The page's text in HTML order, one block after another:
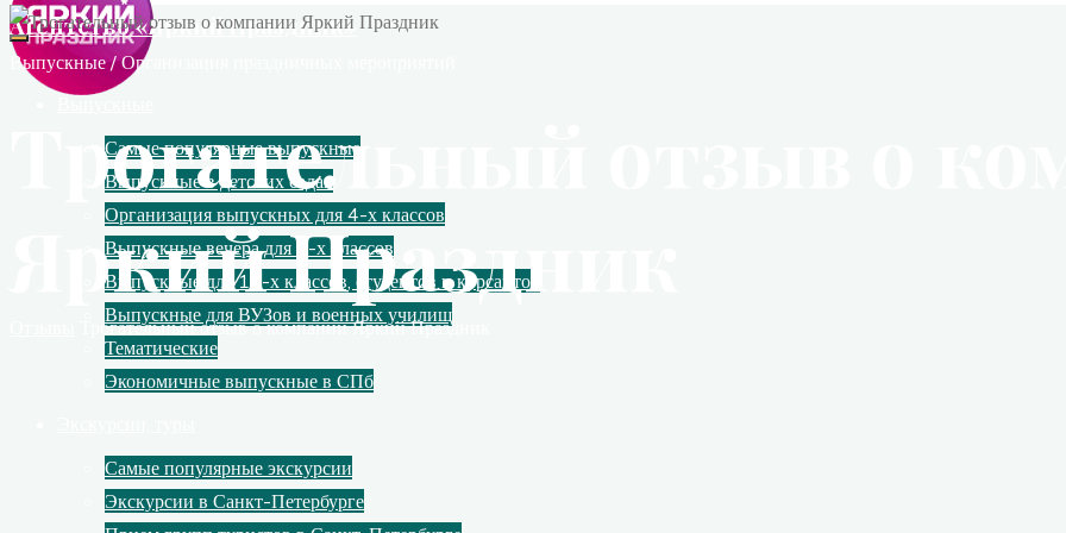
Агентство «Яркий Праздник»
Выпускные / Организация праздничных мероприятий
Самые популярные выпускные
Выпускные в детских садах
Организация выпускных для 4-х классов
Выпускные вечера для 9-х классов
Выпускные для 11-х классов, студентов и курсантов
Выпускные для ВУЗов и военных училищ
Тематические
Экономичные выпускные в СПб
Самые популярные экскурсии
Экскурсии в Санкт-Петербурге
Трогательный отзыв о
Яркий Праздник
Трогательный отзыв о компании Яркий Праздник